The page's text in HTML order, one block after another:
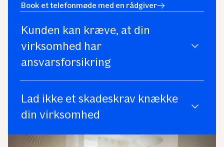
Book et telefonmøde med en rådgiver
Kunden kan kræve, at din
virksomhed har
ansvarsforsikring
Lad ikke et skadeskrav knække
din virksomhed